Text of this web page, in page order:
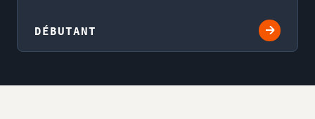
DÉBUTANT